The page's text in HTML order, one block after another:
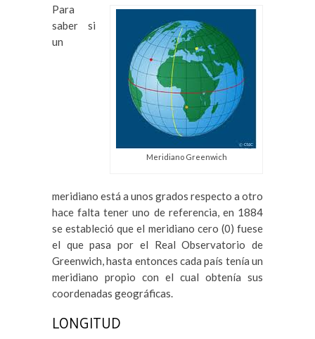
Meridiano Greenwich
Para
saber si
un
meridiano está a unos grados respecto a otro
hace falta tener uno de referencia, en 1884
se estableció que el meridiano cero (0) fuese
el que pasa por el Real Observatorio de
Greenwich, hasta entonces cada país tenía un
meridiano propio con el cual obtenía sus
coordenadas geográficas.
LONGITUD